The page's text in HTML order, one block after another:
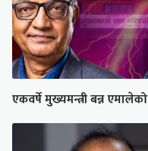
एकवर्षे मुख्यमन्त्री बन्न